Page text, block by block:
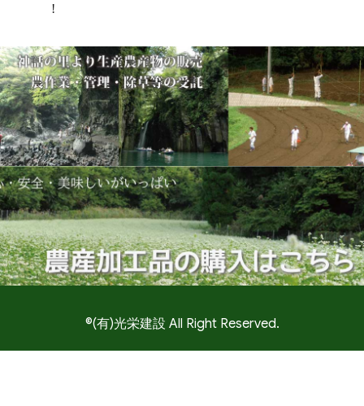
!
©(有)光栄建設 All Right Reserved.